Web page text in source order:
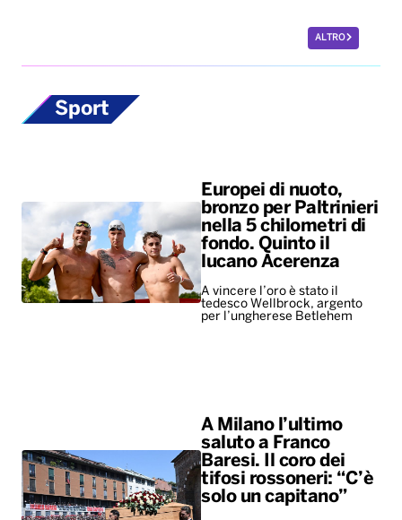
ALTRO
Sport
Europei di nuoto,
bronzo per Paltrinieri
nella 5 chilometri di
fondo. Quinto il
lucano Acerenza
A vincere l’oro è stato il
tedesco Wellbrock, argento
per l’ungherese Betlehem
A Milano l’ultimo
saluto a Franco
Baresi. Il coro dei
tifosi rossoneri: “C’è
solo un capitano”